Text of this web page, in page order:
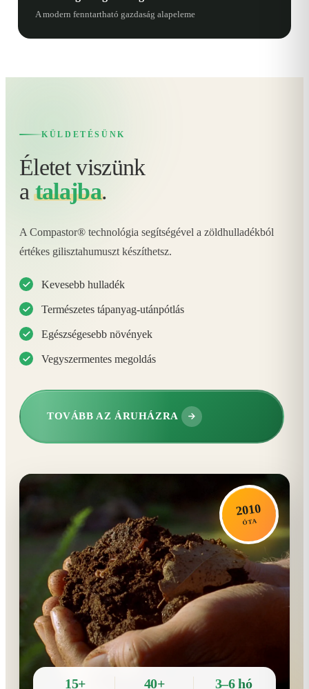
A modern fenntartható gazdaság alapeleme
KÜLDETÉSÜNK
Életet viszünk
atalajba.
A Compastor® technológia segítségével a zöldhulladékból
értékes gilisztahumuszt készíthetsz.
Kevesebb hulladék
Természetes tápanyag-utánpótlás
Egészségesebb növények
Vegyszermentes megoldás
TOVÁBB AZ ÁRUHÁZRA
2010
ÓTA
15+ 40+ 3–6 hó